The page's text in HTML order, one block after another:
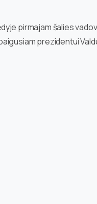
pirmajam šalies
prezidentui